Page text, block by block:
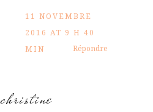
11 NOVEMBRE
2016 AT 9 H 40
MIN
Répondre
christine